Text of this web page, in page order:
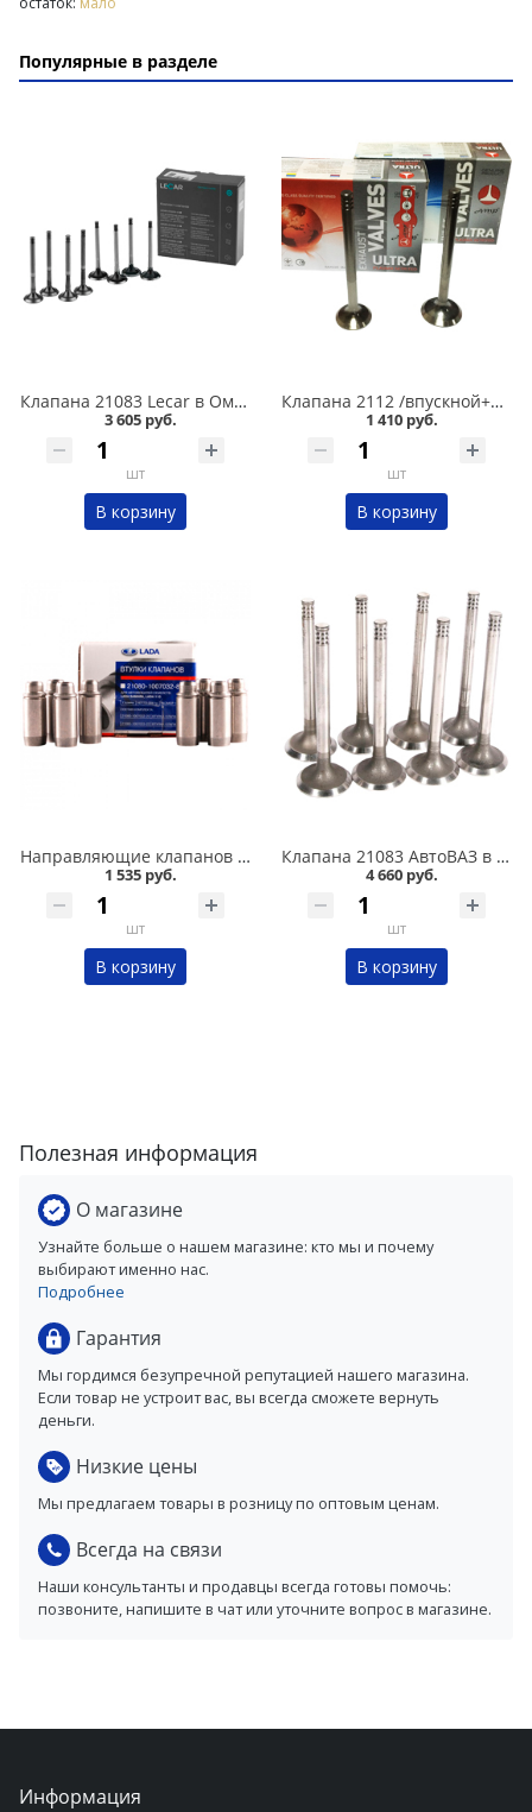
Популярные в разделе
Клапана 21083 Lecar в Омске
3 605 руб.
шт
В корзину
Клапана 2112 /впускной+выпускной/ 16 кл. ПОЛЬША в Омске
1 410 руб.
шт
В корзину
Направляющие клапанов 2108 АвтоВАЗ в Омске
1 535 руб.
шт
В корзину
Клапана 21083 АвтоВАЗ в Омске
4 660 руб.
шт
В корзину
Полезная информация
О магазине
Узнайте больше о нашем магазине: кто мы и почему
выбирают именно нас.
Подробнее
Гарантия
Мы гордимся безупречной репутацией нашего магазина.
Если товар не устроит вас, вы всегда сможете вернуть
деньги.
Низкие цены
Мы предлагаем товары в розницу по оптовым ценам.
Всегда на связи
Наши консультанты и продавцы всегда готовы помочь:
позвоните, напишите в чат или уточните вопрос в магазине.
Информация